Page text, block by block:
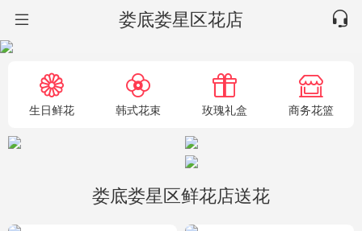
娄底娄星区花店
生日鲜花 韩式花束 玫瑰礼盒 商务花篮
娄底娄星区鲜花店送花